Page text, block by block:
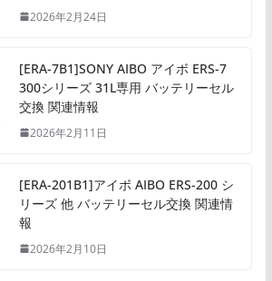
2026年2月24日
[ERA-7B1]SONY AIBO アイボ ERS-7
300シリーズ 31L専用 バッテリーセル
交換 関連情報
2026年2月11日
[ERA-201B1]アイボ AIBO ERS-200 シ
リーズ 他 バッテリーセル交換 関連情
報
2026年2月10日